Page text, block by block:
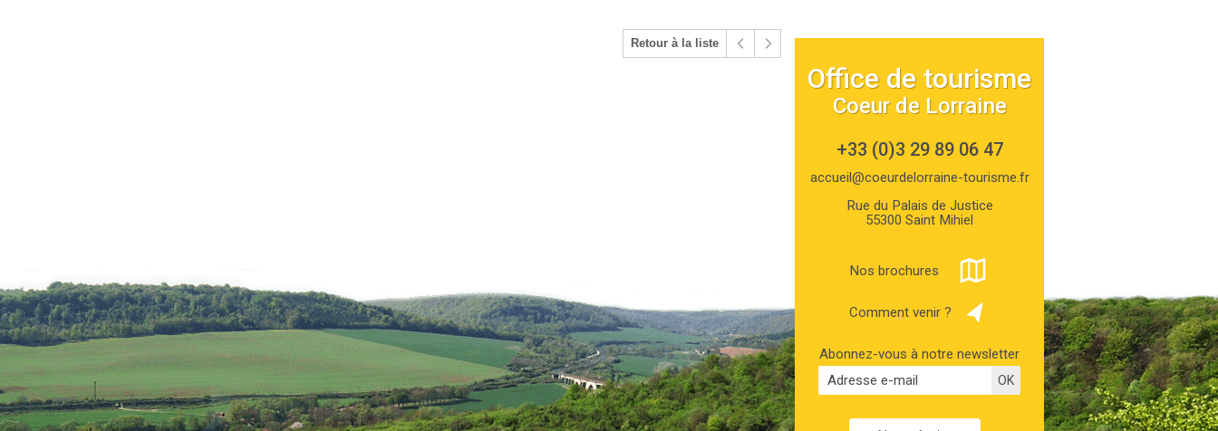
Retour à la liste
Office de tourisme
Coeur de Lorraine
+33 (0)3 29 89 06 47
accueil@coeurdelorraine-tourisme.fr
Rue du Palais de Justice
55300 Saint Mihiel
Nos brochures
Comment venir ?
Abonnez-vous à notre newsletter